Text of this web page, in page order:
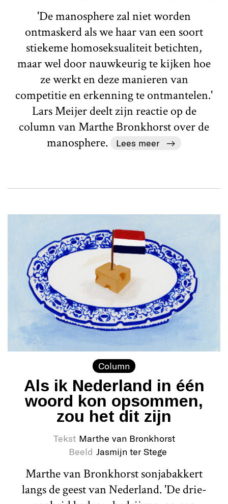
'De manosphere zal niet worden
ontmaskerd als we haar van een soort
stiekeme homoseksualiteit betichten,
maar wel door nauwkeurig te kijken hoe
ze werkt en deze manieren van
competitie en erkenning te ontmantelen.'
Lars Meijer deelt zijn reactie op de
column van Marthe Bronkhorst over de
manosphere.
Lees meer
Column
Als ik Nederland in één
woord kon opsommen,
zou het dit zijn
Tekst Marthe van Bronkhorst
Beeld Jasmijn ter Stege
Marthe van Bronkhorst sonjabakkert
langs de geest van Nederland. 'De drie-